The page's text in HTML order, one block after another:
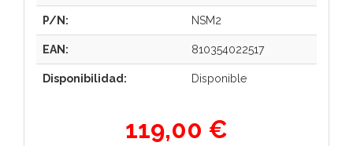
P/N: NSM2
EAN: 810354022517
Disponibilidad: Disponible
119,00 €